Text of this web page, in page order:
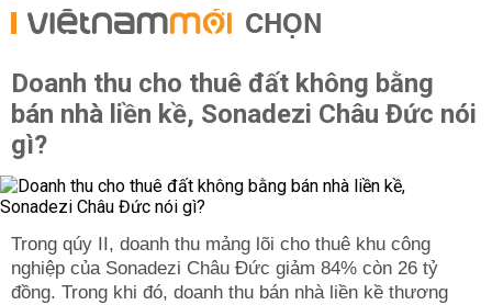
CHỌN
Doanh thu cho thuê đất không bằng
bán nhà liền kề, Sonadezi Châu Đức nói
gì?
Trong qúy II, doanh thu mảng lõi cho thuê khu công
nghiệp của Sonadezi Châu Đức giảm 84% còn 26 tỷ
đồng. Trong khi đó, doanh thu bán nhà liền kề thương